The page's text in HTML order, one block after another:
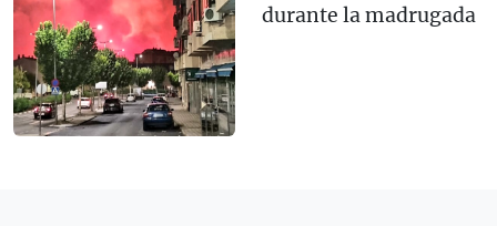
durante la madrugada